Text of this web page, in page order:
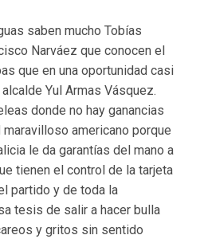
saben mucho Tobías
Narváez que conocen el
que en una oportunidad casi
Yul Armas Vásquez.
donde no hay ganancias
americano porque
le da garantías del mano a
tienen el control de la tarjeta
partido y de toda la
tesis de salir a hacer bulla
y gritos sin sentido